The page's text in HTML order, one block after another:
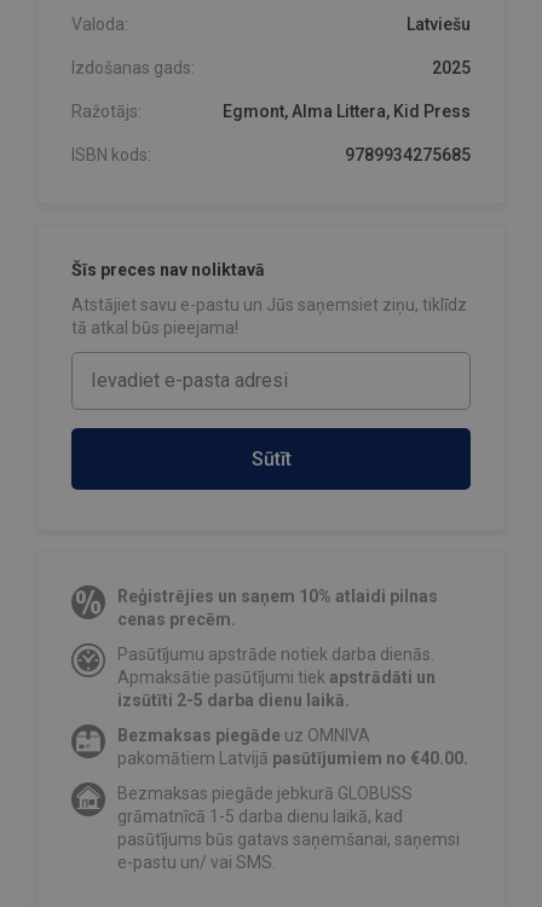
Valoda: Latviešu
Izdošanas gads: 2025
Ražotājs: Egmont, Alma Littera, Kid Press
ISBN kods: 9789934275685
Šīs preces nav noliktavā
Atstājiet savu e-pastu un Jūs saņemsiet ziņu, tiklīdz
tā atkal būs pieejama!
Sūtīt
Reģistrējies un saņem 10% atlaidi pilnas
cenas precēm.
Pasūtījumu apstrāde notiek darba dienās.
Apmaksātie pasūtījumi tiek apstrādāti un
izsūtīti 2-5 darba dienu laikā.
Bezmaksas piegāde uz OMNIVA
pakomātiem Latvijā pasūtījumiem no €40.00.
Bezmaksas piegāde jebkurā GLOBUSS
grāmatnīcā 1-5 darba dienu laikā, kad
pasūtījums būs gatavs saņemšanai, saņemsi
e-pastu un/ vai SMS.